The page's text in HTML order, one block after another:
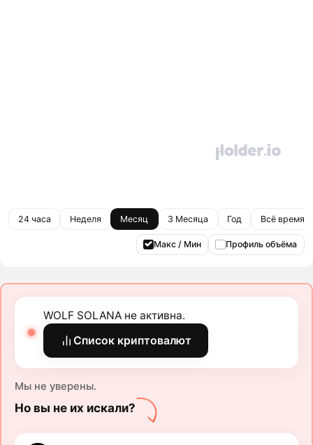
24 часа Неделя Месяц 3 Месяца Год Всё время
Макс / Мин Профиль объёма
WOLF SOLANA не активна.
Список криптовалют
Мы не уверены.
Но вы не их искали?